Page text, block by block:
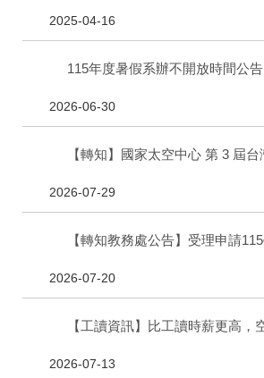
2025-04-16
115年度暑假系辦不開放時間公告
2026-06-30
2026-07-29
2026-07-20
2026-07-13